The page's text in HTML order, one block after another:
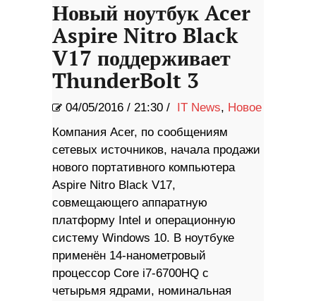
Новый ноутбук Acer
Aspire Nitro Black
V17 поддерживает
ThunderBolt 3
04/05/2016 / 21:30 / IT News, Новое
Компания Acer, по сообщениям
сетевых источников, начала продажи
нового портативного компьютера
Aspire Nitro Black V17,
совмещающего аппаратную
платформу Intel и операционную
систему Windows 10. В ноутбуке
применён 14-нанометровый
процессор Core i7-6700HQ с
четырьмя ядрами, номинальная